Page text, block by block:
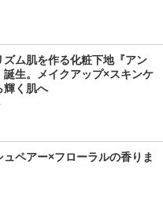
ズム肌を作る化粧下地『アン
生。メイクアップ×スキンケ
輝く肌へ
ペアー×フローラルの香りま